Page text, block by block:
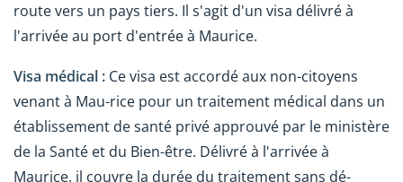
route vers un pays tiers. Il s'agit d'un visa délivré à
l'arrivée au port d'entrée à Maurice.
Visa médical : Ce visa est accordé aux non-citoyens
venant à Mau-rice pour un traitement médical dans un
établissement de santé privé approuvé par le ministère
de la Santé et du Bien-être. Délivré à l'arrivée à
Maurice, il couvre la durée du traitement sans dé-